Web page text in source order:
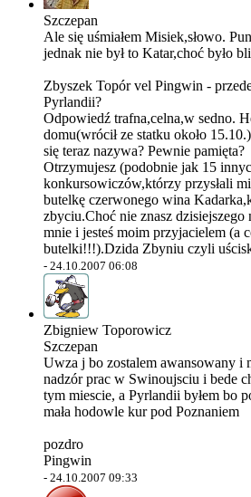
Szczepan
Ale się uśmiałem Misiek,słowo.
jednak nie był to Katar,choć było
Zbyszek Topór vel Pingwin -
Pyrlandii?
Odpowiedź trafna,celna,w sedno.
domu(wrócił ze statku około
się teraz nazywa? Pewnie pamięta?
Otrzymujesz (podobnie jak 15
konkursowiczów,którzy przysłali
butelkę czerwonego wina
zbyciu.Choć nie znasz dzisiejszego
mnie i jesteś moim przyjacielem (a
butelki!!!).Dzida Zbyniu czyli
- 24.10.2007 06:08
Zbigniew Toporowicz
Szczepan
Uwza j bo zostalem awansowany i
nadzór prac w Swinoujsciu i bede
tym miescie, a Pyrlandii byłem bo
mała hodowle kur pod Poznaniem
pozdro
Pingwin
- 24.10.2007 09:33